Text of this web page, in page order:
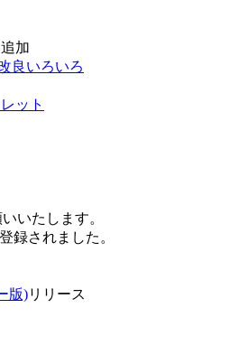
加
良いろいろ
ット
いたします。
録されました。
版)リリース